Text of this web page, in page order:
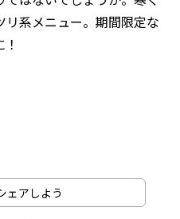
系メニュー。期間限定な
ェアしよう